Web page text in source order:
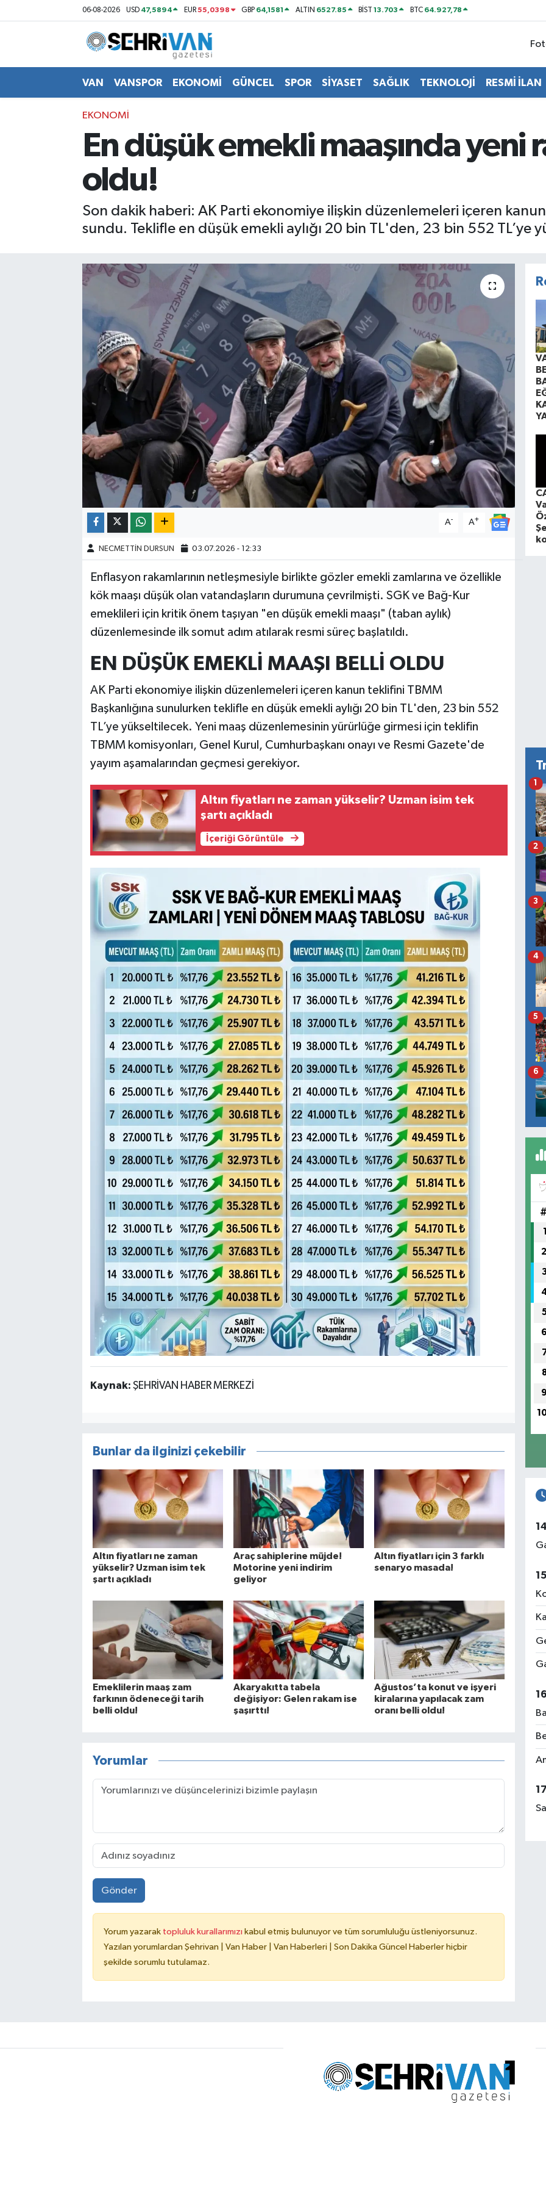
06-08-2026 USD 47,5894 EUR55,0398 GBP 64,1581 ALTIN 6527.85 BİST13.703 BTC 64.927,78
VAN VANSPOR EKONOMİ GÜNCEL SPOR SİYASET SAĞLIK TEKNOLOJİ RESMİ İLAN
EKONOMİ
En düşük emekli maaşında yeni
oldu!
Son dakik haberi: AK Parti ekonomiye ilişkin düzenlemeleri içeren
sundu. Teklifle en düşük emekli aylığı 20 bin TL'den, 23 bin 552 TL’ye
A- A+
NECMETTİN DURSUN 03.07.2026 - 12:33
Enflasyon rakamlarının netleşmesiyle birlikte gözler emekli zamlarına ve özellikle
kök maaşı düşük olan vatandaşların durumuna çevrilmişti. SGK ve Bağ-Kur
emeklileri için kritik önem taşıyan "en düşük emekli maaşı" (taban aylık)
düzenlemesinde ilk somut adım atılarak resmi süreç başlatıldı.
EN DÜŞÜK EMEKLİ MAAŞI BELLİ OLDU
AK Parti ekonomiye ilişkin düzenlemeleri içeren kanun teklifini TBMM
Başkanlığına sunulurken teklifle en düşük emekli aylığı 20 bin TL'den, 23 bin 552
TL’ye yükseltilecek. Yeni maaş düzenlemesinin yürürlüğe girmesi için teklifin
TBMM komisyonları, Genel Kurul, Cumhurbaşkanı onayı ve Resmi Gazete'de
yayım aşamalarından geçmesi gerekiyor.
Altın fiyatları ne zaman yükselir? Uzman isim tek
şartı açıkladı
İçeriği Görüntüle
Kaynak: ŞEHRİVAN HABER MERKEZİ
Bunlar da ilginizi çekebilir
Altın fiyatları ne zaman
yükselir? Uzman isim tek
şartı açıkladı
Araç sahiplerine müjde!
Motorine yeni indirim
geliyor
Altın fiyatları için 3 farklı
senaryo masada!
Emeklilerin maaş zam
farkının ödeneceği tarih
belli oldu!
Akaryakıtta tabela
değişiyor: Gelen rakam ise
şaşırttı!
Ağustos’ta konut ve işyeri
kiralarına yapılacak zam
oranı belli oldu!
Yorumlar
Gönder
Yorum yazarak topluluk kurallarımızı kabul etmiş bulunuyor ve tüm sorumluluğu üstleniyorsunuz.
Yazılan yorumlardan Şehrivan | Van Haber | Van Haberleri | Son Dakika Güncel Haberler hiçbir
şekilde sorumlu tutulamaz.
1
2
3
4
5
6
#
1
2
6
9
Van Nöbetçi Eczaneler
Van Hava Durumu
VAN Namaz Vakitleri
Van Trafik Yoğunluk Haritası
Süper Lig Puan Durumu ve Fikstür
Son Dakika Haberleri
Haber Arşivi